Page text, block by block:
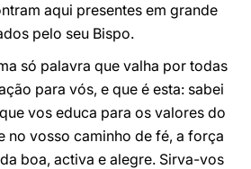
aqui presentes em grande
pelo seu Bispo.
só palavra que valha por todas
para vós, e que é esta: sabei
vos educa para os valores do
no vosso caminho de fé, a força
boa, activa e alegre. Sirva-vos